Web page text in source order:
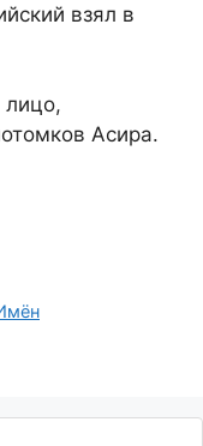
взял в
Асира.